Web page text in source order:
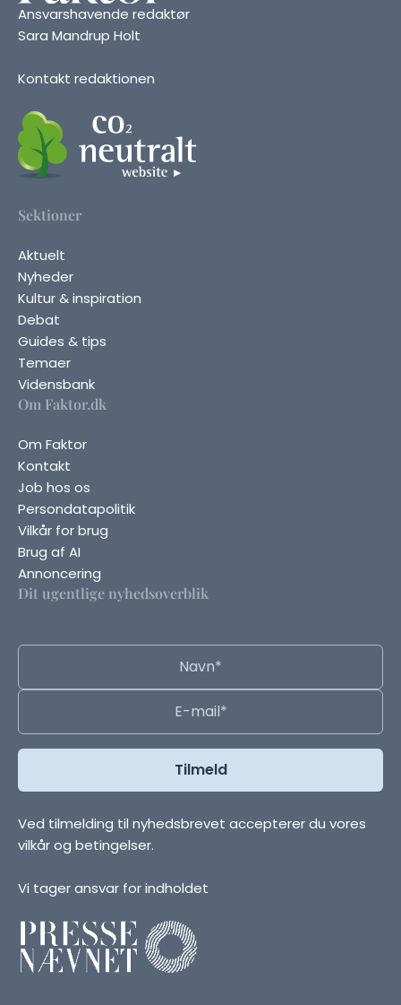
Ansvarshavende redaktør
Sara Mandrup Holt
Kontakt redaktionen
Sektioner
Aktuelt
Nyheder
Kultur & inspiration
Debat
Guides & tips
Temaer
Vidensbank
Om Faktor.dk
Om Faktor
Kontakt
Job hos os
Persondatapolitik
Vilkår for brug
Brug af AI
Annoncering
Dit ugentlige nyhedsoverblik
Ved tilmelding til nyhedsbrevet accepterer du vores
vilkår og betingelser.
Vi tager ansvar for indholdet